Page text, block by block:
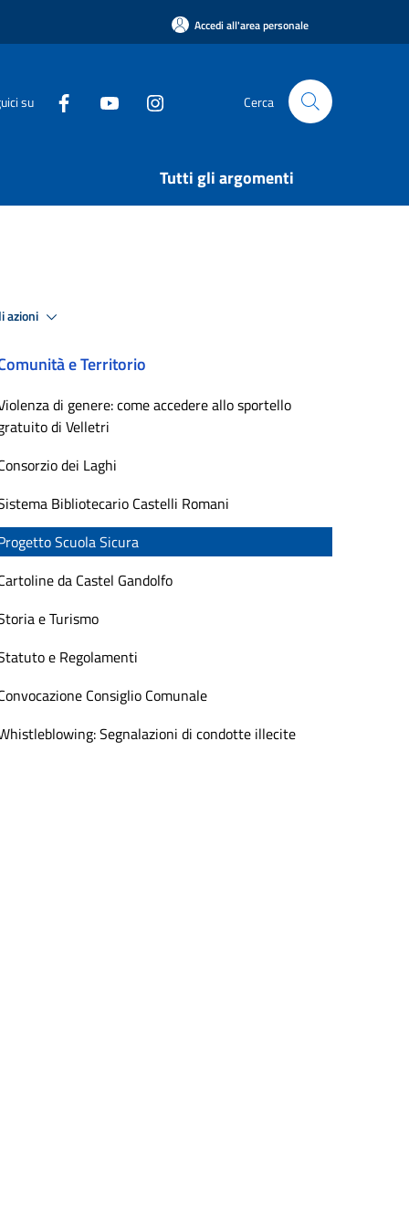
Accedi all'area personale
su Cerca
Tutti gli argomenti
azioni
e Territorio
di genere: come accedere allo sportello
di Velletri
dei Laghi
Bibliotecario Castelli Romani
Scuola Sicura
da Castel Gandolfo
e Turismo
e Regolamenti
Consiglio Comunale
Segnalazioni di condotte illecite